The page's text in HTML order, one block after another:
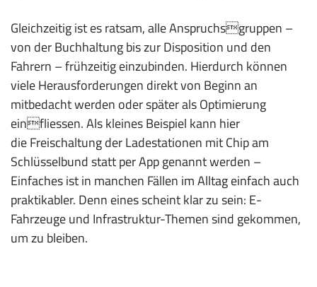
Gleichzeitig ist es ratsam, alle Anspruchsgruppen –
von der Buchhaltung bis zur Disposition und den
Fahrern – frühzeitig einzubinden. Hierdurch können
viele Herausforderungen direkt von Beginn an
mitbedacht werden oder später als Optimierung
einfliessen. Als kleines Beispiel kann hier
die Freischaltung der Ladestationen mit Chip am
Schlüsselbund statt per App genannt werden –
Einfaches ist in manchen Fällen im Alltag einfach auch
praktikabler. Denn eines scheint klar zu sein: E-
Fahrzeuge und Infrastruktur-Themen sind gekommen,
um zu bleiben.